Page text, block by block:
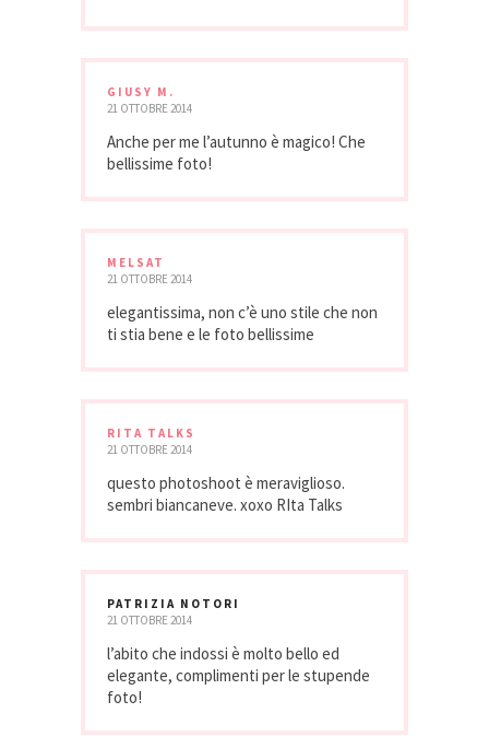
GIUSY M.
21 OTTOBRE 2014
Anche per me l’autunno è magico! Che
bellissime foto!
MELSAT
21 OTTOBRE 2014
elegantissima, non c’è uno stile che non
ti stia bene e le foto bellissime
RITA TALKS
21 OTTOBRE 2014
questo photoshoot è meraviglioso.
sembri biancaneve. xoxo RIta Talks
PATRIZIA NOTORI
21 OTTOBRE 2014
l’abito che indossi è molto bello ed
elegante, complimenti per le stupende
foto!